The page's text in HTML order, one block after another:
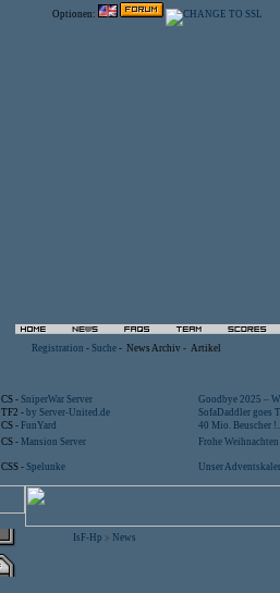
Optionen:
Registration - Suche - News Archiv - Artikel
CS - SniperWar Server
Goodbye 2025 –
TF2 - by Server-United.de
SofaDaddler goes
CS - FunYard
40 Mio. Beuscher
CS - Mansion Server
Frohe
CSS - Spelunke Unser
IsF-Hp > News